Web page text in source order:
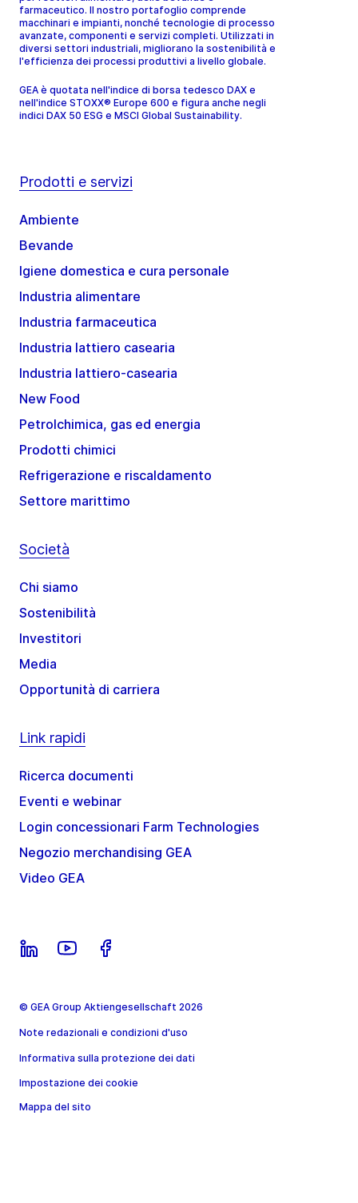
farmaceutico. Il nostro portafoglio comprende
macchinari e impianti, nonché tecnologie di processo
avanzate, componenti e servizi completi. Utilizzati in
diversi settori industriali, migliorano la sostenibilità e
l'efficienza dei processi produttivi a livello globale.
GEA è quotata nell'indice di borsa tedesco DAX e
nell'indice STOXX® Europe 600 e figura anche negli
indici DAX 50 ESG e MSCI Global Sustainability.
Prodotti e servizi
Ambiente
Bevande
Igiene domestica e cura personale
Industria alimentare
Industria farmaceutica
Industria lattiero casearia
Industria lattiero-casearia
New Food
Petrolchimica, gas ed energia
Prodotti chimici
Refrigerazione e riscaldamento
Settore marittimo
Società
Chi siamo
Sostenibilità
Investitori
Media
Opportunità di carriera
Link rapidi
Ricerca documenti
Eventi e webinar
Login concessionari Farm Technologies
Negozio merchandising GEA
Video GEA
© GEA Group Aktiengesellschaft 2026
Note redazionali e condizioni d'uso
Informativa sulla protezione dei dati
Impostazione dei cookie
Mappa del sito